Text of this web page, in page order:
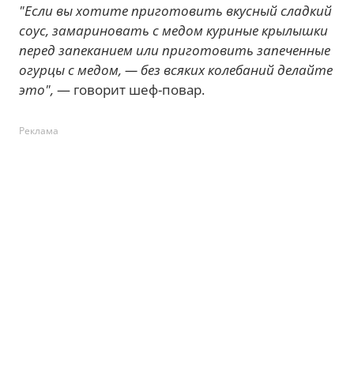
"Если вы хотите приготовить вкусный сладкий
соус, замариновать с медом куриные крылышки
перед запеканием или приготовить запеченные
огурцы с медом, — без всяких колебаний делайте
это", — говорит шеф-повар.
Реклама